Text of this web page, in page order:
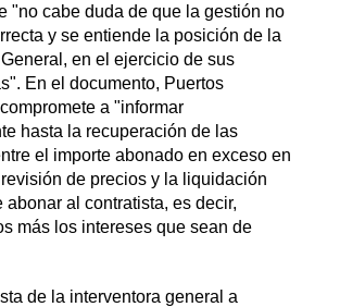
"no cabe duda de que la gestión no
y se entiende la posición de la
General, en el ejercicio de sus
En el documento, Puertos
a "informar
hasta la recuperación de las
el importe abonado en exceso en
de precios y la liquidación
abonar al contratista, es decir,
más los intereses que sean de
de la interventora general a